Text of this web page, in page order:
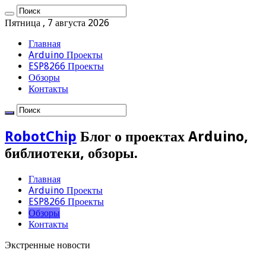
Пятница , 7 августа 2026
Главная
Arduino Проекты
ESP8266 Проекты
Обзоры
Контакты
RobotChip Блог о проектах Arduino,
библиотеки, обзоры.
Главная
Arduino Проекты
ESP8266 Проекты
Обзоры
Контакты
Экстренные новости